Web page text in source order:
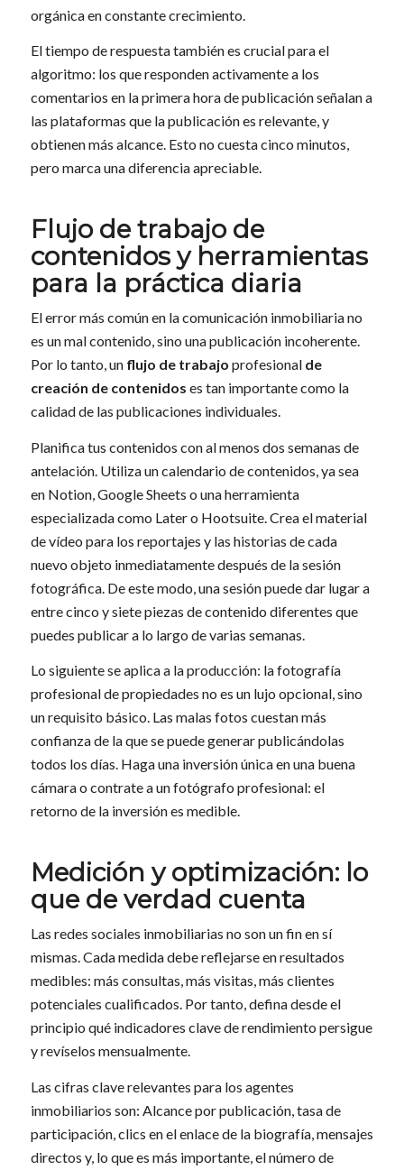
orgánica en constante crecimiento.
El tiempo de respuesta también es crucial para el
algoritmo: los que responden activamente a los
comentarios en la primera hora de publicación señalan a
las plataformas que la publicación es relevante, y
obtienen más alcance. Esto no cuesta cinco minutos,
pero marca una diferencia apreciable.
Flujo de trabajo de
contenidos y herramientas
para la práctica diaria
El error más común en la comunicación inmobiliaria no
es un mal contenido, sino una publicación incoherente.
Por lo tanto, un flujo de trabajo profesional de
creación de contenidos es tan importante como la
calidad de las publicaciones individuales.
Planifica tus contenidos con al menos dos semanas de
antelación. Utiliza un calendario de contenidos, ya sea
en Notion, Google Sheets o una herramienta
especializada como Later o Hootsuite. Crea el material
de vídeo para los reportajes y las historias de cada
nuevo objeto inmediatamente después de la sesión
fotográfica. De este modo, una sesión puede dar lugar a
entre cinco y siete piezas de contenido diferentes que
puedes publicar a lo largo de varias semanas.
Lo siguiente se aplica a la producción: la fotografía
profesional de propiedades no es un lujo opcional, sino
un requisito básico. Las malas fotos cuestan más
confianza de la que se puede generar publicándolas
todos los días. Haga una inversión única en una buena
cámara o contrate a un fotógrafo profesional: el
retorno de la inversión es medible.
Medición y optimización: lo
que de verdad cuenta
Las redes sociales inmobiliarias no son un fin en sí
mismas. Cada medida debe reflejarse en resultados
medibles: más consultas, más visitas, más clientes
potenciales cualificados. Por tanto, defina desde el
principio qué indicadores clave de rendimiento persigue
y revíselos mensualmente.
Las cifras clave relevantes para los agentes
inmobiliarios son: Alcance por publicación, tasa de
participación, clics en el enlace de la biografía, mensajes
directos y, lo que es más importante, el número de